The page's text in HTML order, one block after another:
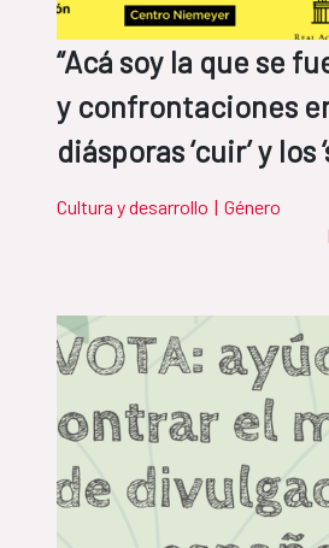
“Acá soy la que se
y confrontaciones
diásporas ‘cuir’ y los
Cultura y desarrollo | Género